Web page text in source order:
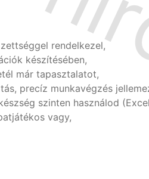
rendelkezel,
készítésében,
már tapasztalatot,
precíz munkavégzés
szinten használod
vagy,